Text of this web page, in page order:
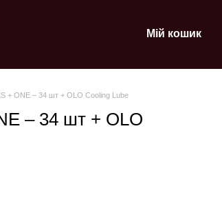
Мій кошик
+ ONE – 34 шт + OLO Cooling Lube
– 34 шт + OLO